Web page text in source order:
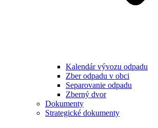
Kalendár vývozu odpadu
Zber odpadu v obci
Separovanie odpadu
Zberný dvor
Dokumenty
Strategické dokumenty